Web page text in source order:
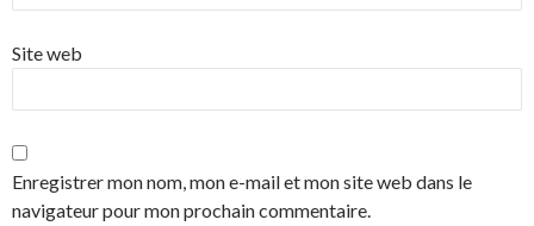
Site web
Enregistrer mon nom, mon e-mail et mon site web dans le
navigateur pour mon prochain commentaire.